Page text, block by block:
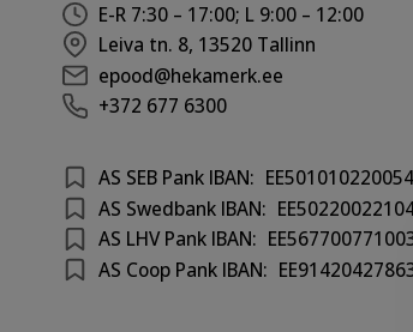
E-R 7:30 – 17:00; L 9:00 – 12:00
Leiva tn. 8, 13520 Tallinn
epood@hekamerk.ee
+372 677 6300
AS SEB Pank IBAN:
AS Swedbank IBAN:
AS LHV Pank IBAN:
AS Coop Pank IBAN: